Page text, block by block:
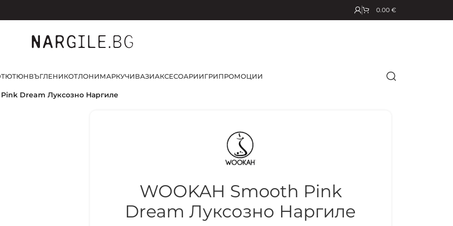
0.00 €
ТЮТЮНВЪГЛЕНИКОТЛОНИМАРКУЧИВАЗИАКСЕСОАРИИГРИПРОМОЦИИ
Dream Луксозно Наргиле
WOOKAH Smooth Pink
Dream Луксозно Наргиле